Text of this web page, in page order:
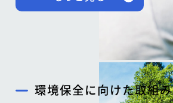
環境保全に向けた取組み